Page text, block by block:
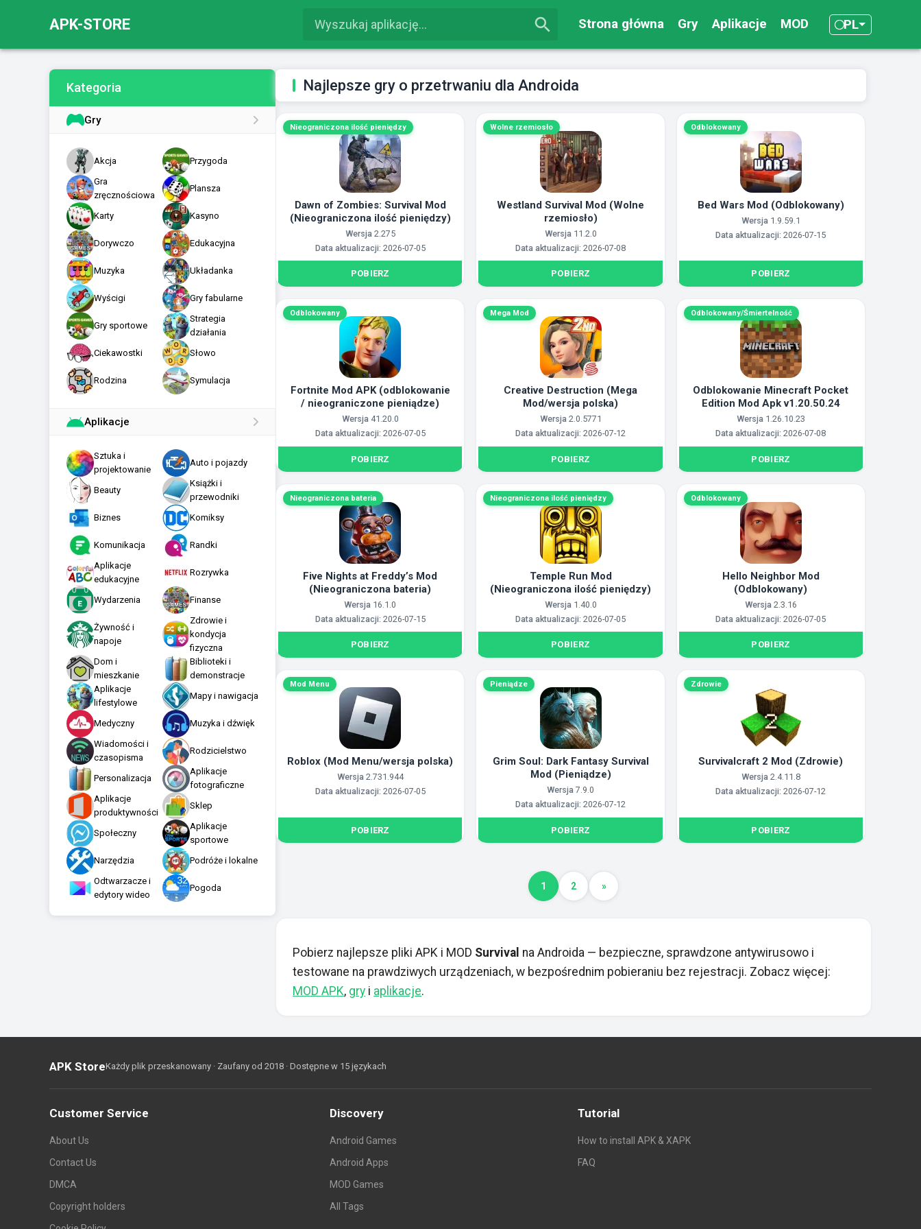
APK-STORE Strona główna Gry Aplikacje MOD PL
Kategoria
Gry
Akcja
Przygoda
Gra
zręcznościowa
Plansza
Karty Kasyno
Dorywczo Edukacyjna
Muzyka Układanka
Wyścigi Gry fabularne
Gry sportowe
Strategia
działania
Ciekawostki
Słowo
Rodzina Symulacja
Aplikacje
Sztuka i
projektowanie
Auto i pojazdy
Beauty
Książki i
przewodniki
Biznes
Komiksy
Komunikacja
Randki
Aplikacje
edukacyjne
Rozrywka
Wydarzenia Finanse
Żywność i
napoje
Zdrowie i
kondycja
fizyczna
Dom i
mieszkanie
Biblioteki i
demonstracje
Aplikacje
lifestylowe
Mapy i nawigacja
Medyczny
Muzyka i dźwięk
Wiadomości i
czasopisma
Rodzicielstwo
Personalizacja
Aplikacje
fotograficzne
Aplikacje
produktywności
Sklep
Społeczny
Aplikacje
sportowe
Narzędzia
Podróże i lokalne
Odtwarzacze i
edytory wideo
Pogoda
Najlepsze gry o przetrwaniu dla Androida
Nieograniczona ilość pieniędzy
Dawn of Zombies: Survival Mod
(Nieograniczona ilość pieniędzy)
Wersja 2.275
Data aktualizacji: 2026-07-05
POBIERZ
Wolne rzemiosło
Westland Survival Mod (Wolne
rzemiosło)
Wersja 11.2.0
Data aktualizacji: 2026-07-08
POBIERZ
Odblokowany
Bed Wars Mod (Odblokowany)
Wersja 1.9.59.1
Data aktualizacji: 2026-07-15
POBIERZ
Odblokowany
Fortnite Mod APK (odblokowanie
/ nieograniczone pieniądze)
Wersja41.20.0
Data aktualizacji: 2026-07-05
POBIERZ
Mega Mod
Creative Destruction (Mega
Mod/wersja polska)
Wersja2.0.5771
Data aktualizacji: 2026-07-12
POBIERZ
Odblokowany/Śmiertelność
Odblokowanie Minecraft Pocket
Edition Mod Apk v1.20.50.24
Wersja1.26.10.23
Data aktualizacji: 2026-07-08
POBIERZ
Nieograniczona bateria
Five Nights at Freddy’s Mod
(Nieograniczona bateria)
Wersja 16.1.0
Data aktualizacji: 2026-07-15
POBIERZ
Nieograniczona ilość pieniędzy
Temple Run Mod
(Nieograniczona ilość pieniędzy)
Wersja 1.40.0
Data aktualizacji: 2026-07-05
POBIERZ
Odblokowany
Hello Neighbor Mod
(Odblokowany)
Wersja 2.3.16
Data aktualizacji: 2026-07-05
POBIERZ
Mod Menu
Roblox (Mod Menu/wersja polska)
Wersja2.731.944
Data aktualizacji: 2026-07-05
POBIERZ
Pieniądze
Grim Soul: Dark Fantasy Survival
Mod (Pieniądze)
Wersja 7.9.0
Data aktualizacji: 2026-07-12
POBIERZ
Zdrowie
Survivalcraft 2 Mod (Zdrowie)
Wersja2.4.11.8
Data aktualizacji: 2026-07-12
POBIERZ
1 2 »
Pobierz najlepsze pliki APK i MOD Survival na Androida — bezpieczne, sprawdzone antywirusowo i
testowane na prawdziwych urządzeniach, w bezpośrednim pobieraniu bez rejestracji. Zobacz więcej:
MOD APK, gry i aplikacje.
APK StoreKażdy plik przeskanowany · Zaufany od 2018 · Dostępne w 15 językach
Customer Service
About Us
Contact Us
DMCA
Copyright holders
Discovery
Android Games
Android Apps
MOD Games
All Tags
Tutorial
How to install APK & XAPK
FAQ